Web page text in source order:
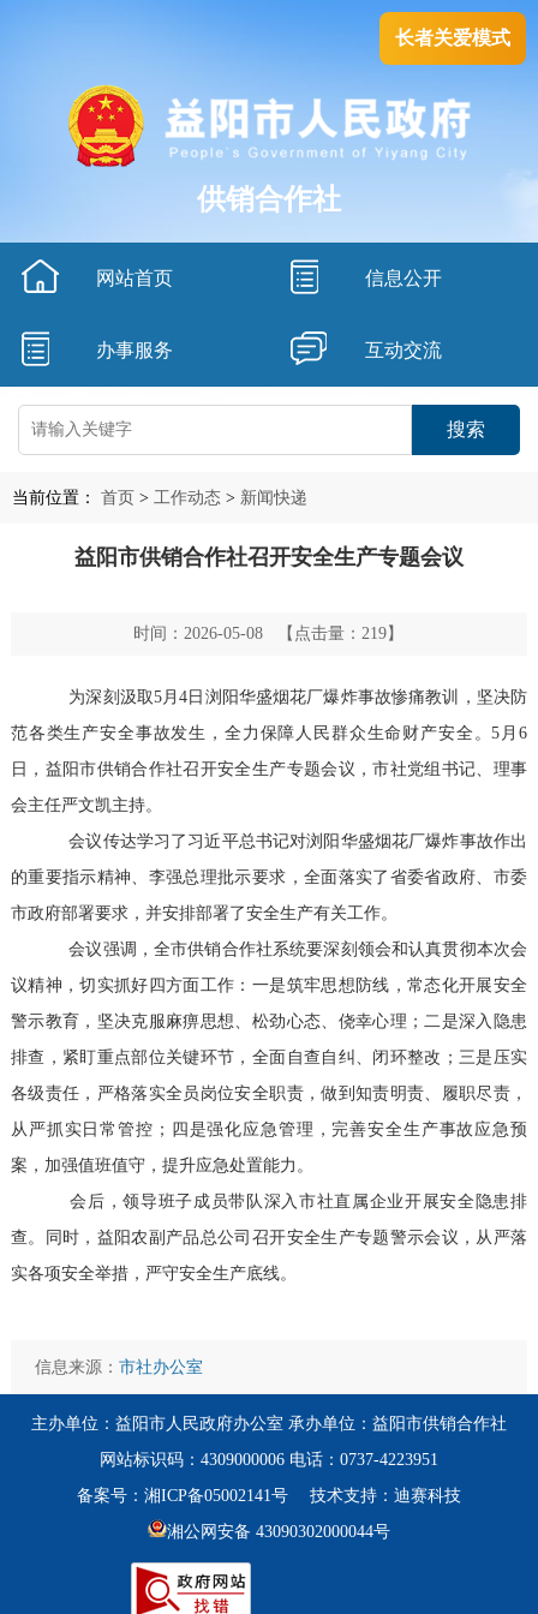
供销合作社
长者关爱模式
网站首页 信息公开
办事服务 互动交流
搜索
当前位置： 首页 > 工作动态 > 新闻快递
益阳市供销合作社召开安全生产专题会议
时间：2026-05-08 【点击量： 219 】
为深刻汲取5月4日浏阳华盛烟花厂爆炸事故惨痛教训，坚决防
范各类生产安全事故发生，全力保障人民群众生命财产安全。5月6
日，益阳市供销合作社召开安全生产专题会议，市社党组书记、理事
会主任严文凯主持。
会议传达学习了习近平总书记对浏阳华盛烟花厂爆炸事故作出
的重要指示精神、李强总理批示要求，全面落实了省委省政府、市委
市政府部署要求，并安排部署了安全生产有关工作。
会议强调，全市供销合作社系统要深刻领会和认真贯彻本次会
议精神，切实抓好四方面工作：一是筑牢思想防线，常态化开展安全
警示教育，坚决克服麻痹思想、松劲心态、侥幸心理；二是深入隐患
排查，紧盯重点部位关键环节，全面自查自纠、闭环整改；三是压实
各级责任，严格落实全员岗位安全职责，做到知责明责、履职尽责，
从严抓实日常管控；四是强化应急管理，完善安全生产事故应急预
案，加强值班值守，提升应急处置能力。
会后，领导班子成员带队深入市社直属企业开展安全隐患排
查。同时，益阳农副产品总公司召开安全生产专题警示会议，从严落
实各项安全举措，严守安全生产底线。
信息来源： 市社办公室
主办单位：益阳市人民政府办公室 承办单位：益阳市供销合作社
网站标识码：4309000006 电话：0737-4223951
备案号：湘ICP备05002141号 技术支持：迪赛科技
湘公网安备 43090302000044号